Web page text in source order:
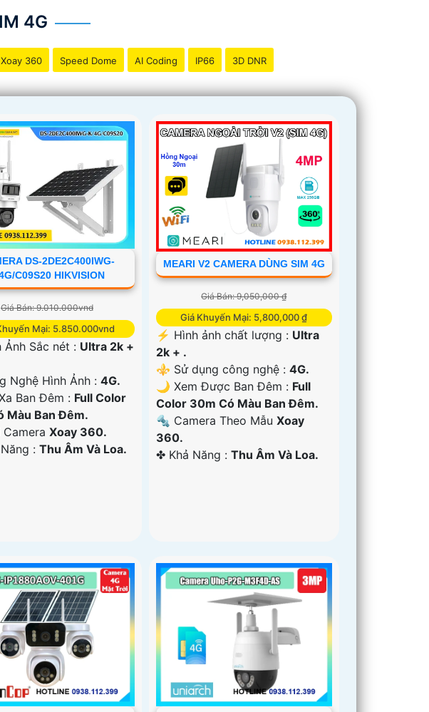
4G
Xoay 360 Speed Dome AI Coding IP66 3D DNR
DS-2DE2C400IWG-
C09S20 HIKVISION
Giá Bán: 9.010.000vnd
Mại: 5.850.000vnd
Ảnh Sắc nét : Ultra 2k +
Nghệ Hình Ảnh : 4G.
Ban Đêm : Full Color
Màu Ban Ðêm.
Xoay 360.
: Thu Âm Và Loa.
MEARI V2 CAMERA DÙNG SIM 4G
Giá Bán: 9,050,000 ₫
Giá Khuyến Mại: 5,800,000 ₫
️⚡ Hình ảnh chất lượng : Ultra
2k + .
⚜️ Sử dụng công nghệ :4G.
🌙 Xem Được Ban Đêm : Full
Color 30m Có Màu Ban Ðêm.
🔩 Camera Theo MẫuXoay
360.
️✤ Khả Năng :Thu Âm Và Loa.